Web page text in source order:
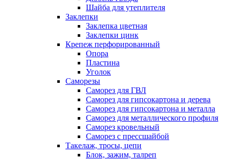
Шайба для утеплителя
Заклепки
Заклепка цветная
Заклепки цинк
Крепеж перфорированный
Опора
Пластина
Уголок
Саморезы
Саморез для ГВЛ
Саморез для гипсокартона и дерева
Саморез для гипсокартона и металла
Саморез для металлического профиля
Саморез кровельный
Саморез с прессшайбой
Такелаж, тросы, цепи
Блок, зажим, талреп